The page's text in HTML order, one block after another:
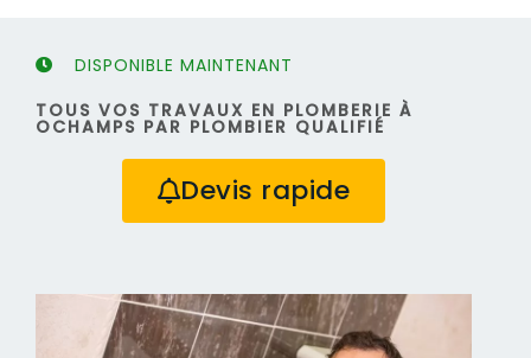
DISPONIBLE MAINTENANT
TOUS VOS TRAVAUX EN PLOMBERIE À
OCHAMPS PAR PLOMBIER QUALIFIÉ
Devis rapide